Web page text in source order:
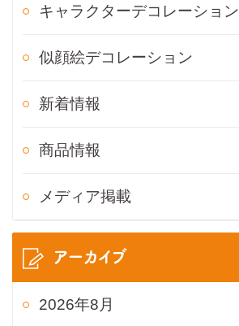
キャラクターデコレーション
似顔絵デコレーション
新着情報
商品情報
メディア掲載
アーカイブ
2026年8月